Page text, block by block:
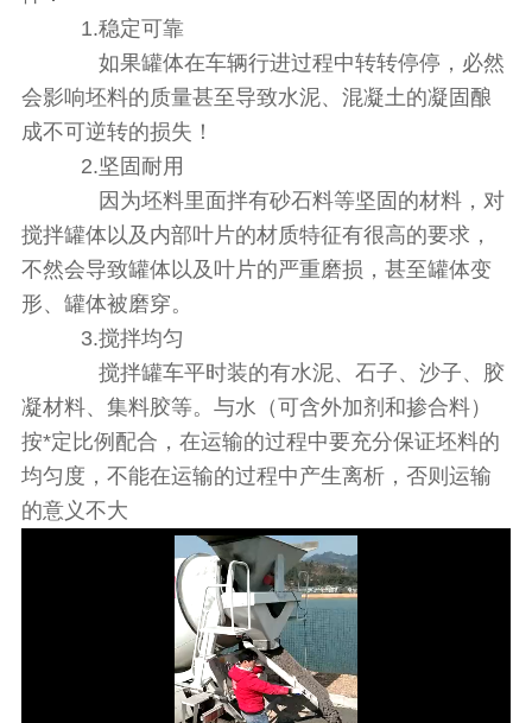
1.稳定可靠
如果罐体在车辆行进过程中转转停停，必然
会影响坯料的质量甚至导致水泥、混凝土的凝固酿
成不可逆转的损失！
2.坚固耐用
因为坯料里面拌有砂石料等坚固的材料，对
搅拌罐体以及内部叶片的材质特征有很高的要求，
不然会导致罐体以及叶片的严重磨损，甚至罐体变
形、罐体被磨穿。
3.搅拌均匀
搅拌罐车平时装的有水泥、石子、沙子、胶
凝材料、集料胶等。与水（可含外加剂和掺合料）
按*定比例配合，在运输的过程中要充分保证坯料的
均匀度，不能在运输的过程中产生离析，否则运输
的意义不大